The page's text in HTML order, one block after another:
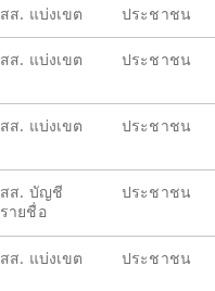
สส. แบ่งเขต ประชาชน
สส. แบ่งเขต ประชาชน
สส. แบ่งเขต ประชาชน
สส. บัญชี
รายชื่อ
ประชาชน
สส. แบ่งเขต ประชาชน